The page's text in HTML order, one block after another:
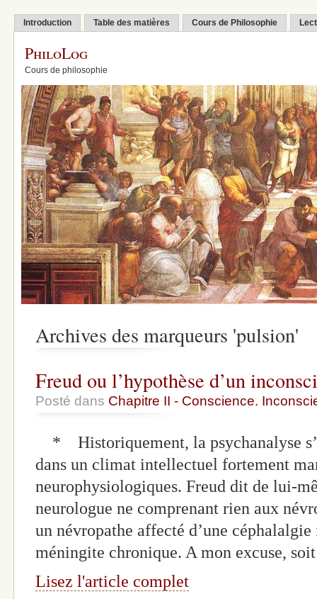
Introduction Table des matières Cours de Philosophie
PhiloLog
Cours de philosophie
Archives des marqueurs 'pulsion'
Freud ou l’hypothèse d’un
Posté dans Chapitre II - Conscience.
* Historiquement, la psychanalyse
dans un climat intellectuel fortement
neurophysiologiques. Freud dit de lui-
neurologue ne comprenant rien aux
un névropathe affecté d’une
méningite chronique. A mon excuse,
Lisez l'article complet